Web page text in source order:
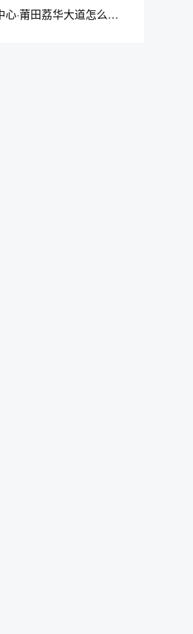
AITO问界授权用‬户中心·莆田荔华大道怎么样、地址、电话、上班时间查询